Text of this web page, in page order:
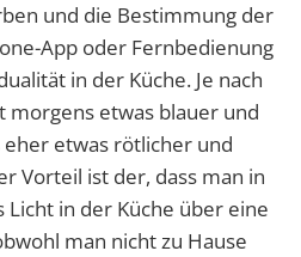
und die Bestimmung der
App oder Fernbedienung
in der Küche. Je nach
morgens etwas blauer und
etwas rötlicher und
Vorteil ist der, dass man in
in der Küche über eine
man nicht zu Hause